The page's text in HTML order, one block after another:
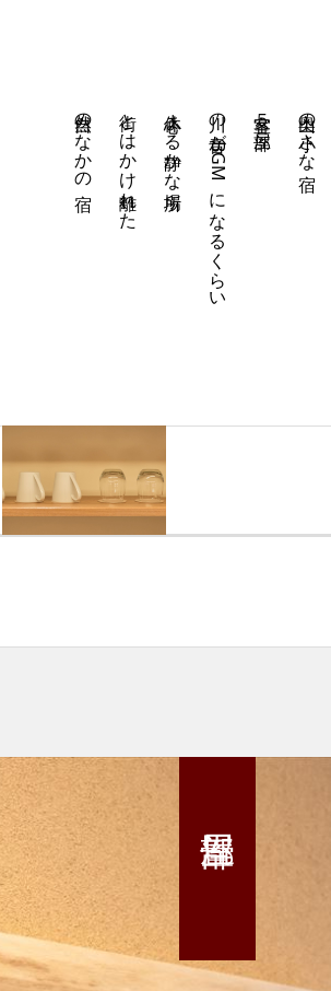
山奥の小さな宿
客室５部屋
川の音がBGMになるくらい
心休まる静かな場所
街とはかけ離れた
自然のなかの宿